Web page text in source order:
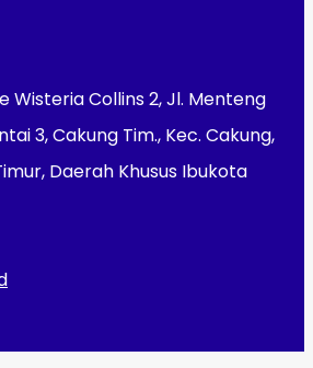
Wisteria Collins 2, Jl. Menteng
3, Cakung Tim., Kec. Cakung,
Daerah Khusus Ibukota